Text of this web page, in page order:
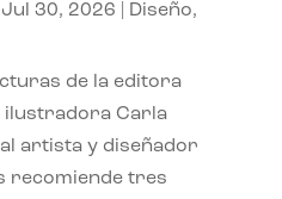
Jul 30, 2026 Diseño,
de la editora
ilustradora Carla
artista y diseñador
recomiende tres